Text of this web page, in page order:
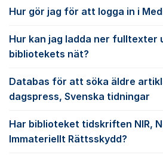
E-resurser
Hur gör jag för att logga in i
Hur kan jag ladda ner fulltexter
bibliotekets nät?
Databas för att söka äldre
dagspress, Svenska tidningar
Har biblioteket tidskriften NIR,
Immateriellt Rättsskydd?